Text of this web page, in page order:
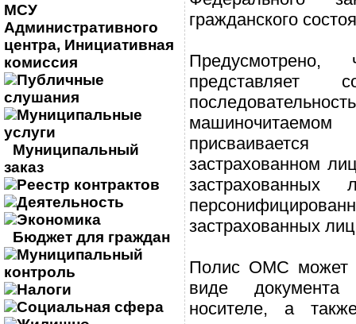
МСУ
Административного
центра, Инициативная
комиссия
Публичные
слушания
Муниципальные
услуги
Муниципальный
заказ
Реестр контрактов
Деятельность
Экономика
Бюджет для граждан
Муниципальный
контроль
Налоги
Социальная сфера
гражданского
представляет
застрахованном
застрахованных
Полис ОМС может
виде
носителе, а